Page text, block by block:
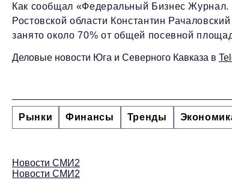
Как сообщал «Федеральный Бизнес Журнал.
Ростовской области Константин Рачаловский
занято около 70% от общей посевной
Деловые новости Юга и Северного Кавказа в
Рынки Финансы Тренды
Новости СМИ2
Новости СМИ2